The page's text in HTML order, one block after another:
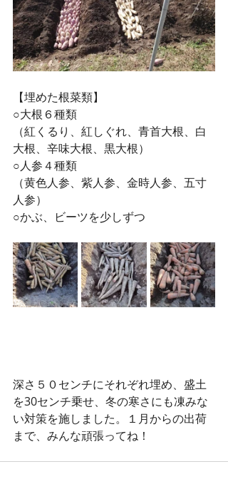
【埋めた根菜類】
○大根６種類
（紅くるり、紅しぐれ、青首大根、白
大根、辛味大根、黒大根）
○人参４種類
（黄色人参、紫人参、金時人参、五寸
人参）
○かぶ、ビーツを少しずつ
深さ５０センチにそれぞれ埋め、盛土
を30センチ乗せ、冬の寒さにも凍みな
い対策を施しました。１月からの出荷
まで、みんな頑張ってね！